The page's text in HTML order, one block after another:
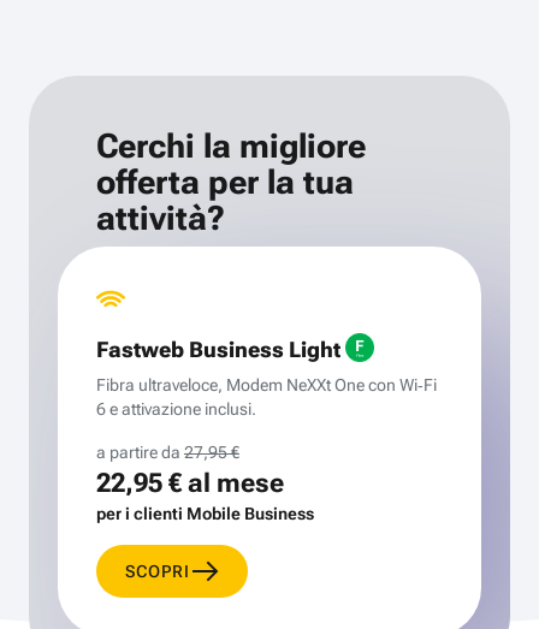
Cerchi la migliore
offerta per la tua
attività?
Fastweb Business Light
Fibra ultraveloce, Modem NeXXt One con Wi‑Fi
6 e attivazione inclusi.
a partire da 27,95 €
22,95 €al mese
per i clienti Mobile Business
SCOPRI